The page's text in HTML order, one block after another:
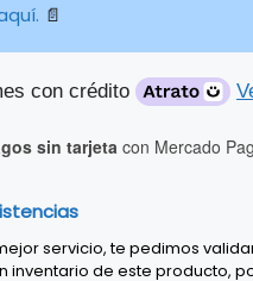
📄
con crédito
sin tarjeta con Mercado
servicio, te pedimos
inventario de este producto,